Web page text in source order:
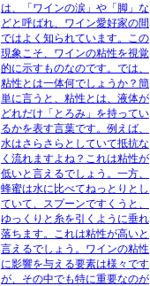
は、「ワインの涙」や「脚」な
どと呼ばれ、ワイン愛好家の間
ではよく知られています。この
現象こそ、ワインの粘性を視覚
的に示すものなのです。では、
粘性とは一体何でしょうか？簡
単に言うと、粘性とは、液体が
どれだけ「とろみ」を持ってい
るかを表す言葉です。例えば、
水はさらさらとしていて抵抗な
く流れますよね？これは粘性が
低いと言えるでしょう。一方、
蜂蜜は水に比べてねっとりとし
ていて、スプーンですくうと、
ゆっくりと糸を引くように垂れ
落ちます。これは粘性が高いと
言えるでしょう。ワインの粘性
に影響を与える要素は様々です
が、その中でも特に重要なのが